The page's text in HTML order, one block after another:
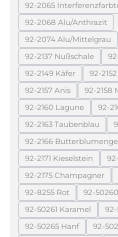
92-2065
(Diese
92-2068 Alu/Anthrazit
(Diese Option
92-2074 Alu/Mittelgrau
(Diese Option
92-2137 Nußschale
(Diese Option ist
92-2149 Käfer
(Diese Option ist
92-
92-2157 Anis
(Diese Option ist
92-2158
92-2160 Lagune
(Diese Option ist
92-
92-2163 Taubenblau
(Diese Option ist
92-2166
(Diese
92-2171 Kieselstein
(Diese Option ist
92-2175 Champagner
(Diese Option
92-8255 Rot
(Diese Option ist
92-
92-50261 Karamel
(Diese Option ist
92-50265 Hanf
(Diese Option ist
92-